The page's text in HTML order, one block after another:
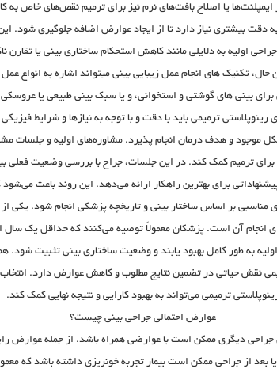
یا اصلاح بافت‌های نرم نیز برای ترمیم نقص‌های خاص به
دقت بیشتری نیاز دارد تا از ایجاد عوارض اضافه جلوگیری شود.
اولیه به دلایلی مانند کاهش استحکام ساختاری بینی یا تقارن
تکنیک های انجام عمل زیبایی بینی میتواند اشاره به انواع
برای بینی های گوشتی و استخوانی، و یا سبک بینی طبیعی یا
رینوپلاستی ترمیمی باید با دقت و با توجه به نیازها و شرایط فیزیکی
موجود و هدف درمان انجام پذیرد. مشاوره‌های اولیه و جلسات
برای ترمیم کمک کند. در این جلسات، جراح با بررسی وضعیت فعلی
برای بهترین راهکار ارائه می‌دهد. این روند باعث می‌شود که
مناسبی بر اساس ساختار بینی و تاریخچه پزشکی انجام شود. یکی
انجام آن است. پزشکان معمولاً توصیه می‌کنند که حداقل یک سال
به طور کامل بهبود یابند و وضعیت ساختاری بینی تثبیت شود.
نقش حیاتی در تضمین نتایج مطلوب و کاهش عوارض دارد.
ترمیمی می‌تواند به بهبود کارایی و نتیجه نهایی کمک کند.
عوارض احتمالی جراحی بینی چیست؟
جراحی دیگری ممکن است با عوارضی همراه باشد. از جمله عوارض
بعد از جراحی ممکن است بیمار تجربه خونریزی داشته باشد که